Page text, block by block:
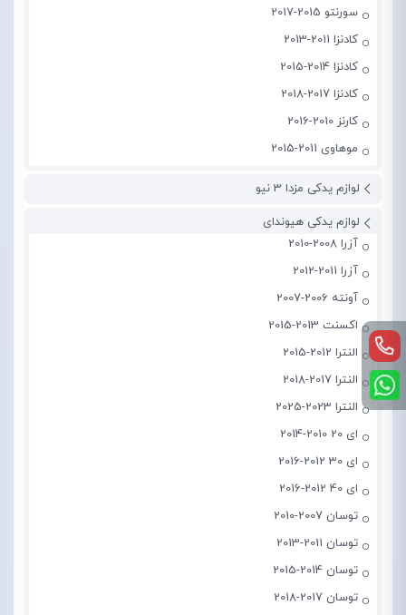
سورنتو 2015-2017
کادنزا 2011-2013
کادنزا 2014-2015
کادنزا 2017-2018
کارنز 2010-2016
موهاوی 2011-2015
لوازم یدکی مزدا 3 نیو
لوازم یدکی هیوندای
آزرا 2008-2010
آزرا 2011-2012
آونته 2006-2007
اکسنت 2013-2015
النترا 2012-2015
النترا 2017-2018
النترا 2023-2025
ای 20 2010-2014
ای 30 2012-2016
ای 40 2012-2016
توسان 2007-2010
توسان 2011-2013
توسان 2014-2015
توسان 2017-2018